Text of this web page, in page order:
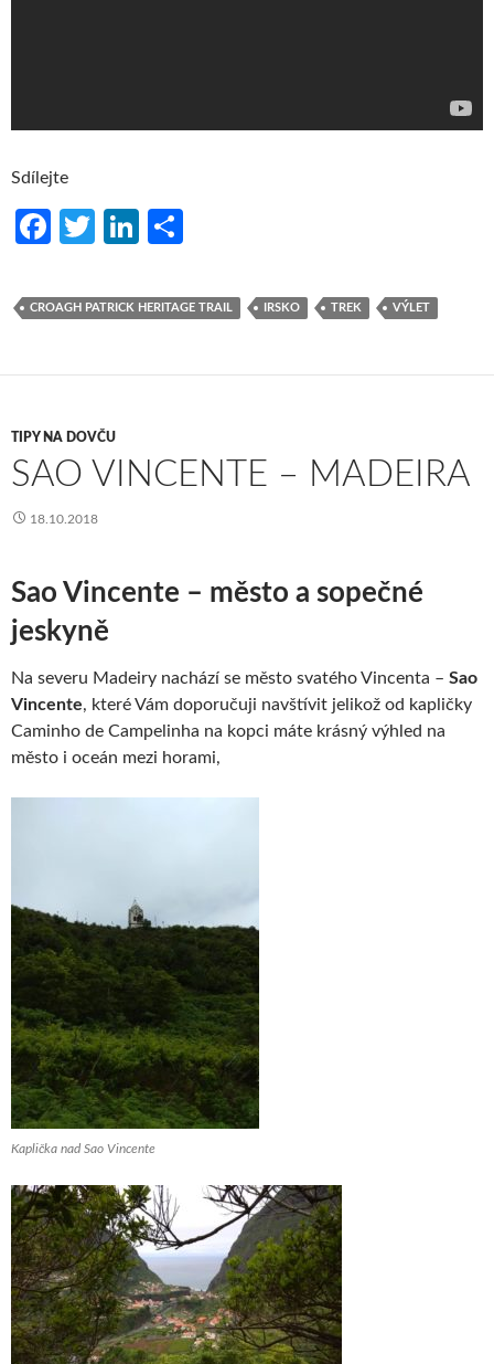
Sdílejte
Fa
b
o
T
itt
Li
ke
n
ar
CROAGH PATRICK HERITAGE TRAIL IRSKO TREK VÝLET
TIPY NA DOVČU
SAO VINCENTE – MADEIRA
18.10.2018
Sao Vincente – město a sopečné
jeskyně
Na severu Madeiry nachází se město svatého Vincenta – Sao
Vincente, které Vám doporučuji navštívit jelikož od kapličky
Caminho de Campelinha na kopci máte krásný výhled na
město i oceán mezi horami,
Kaplička nad Sao Vincente